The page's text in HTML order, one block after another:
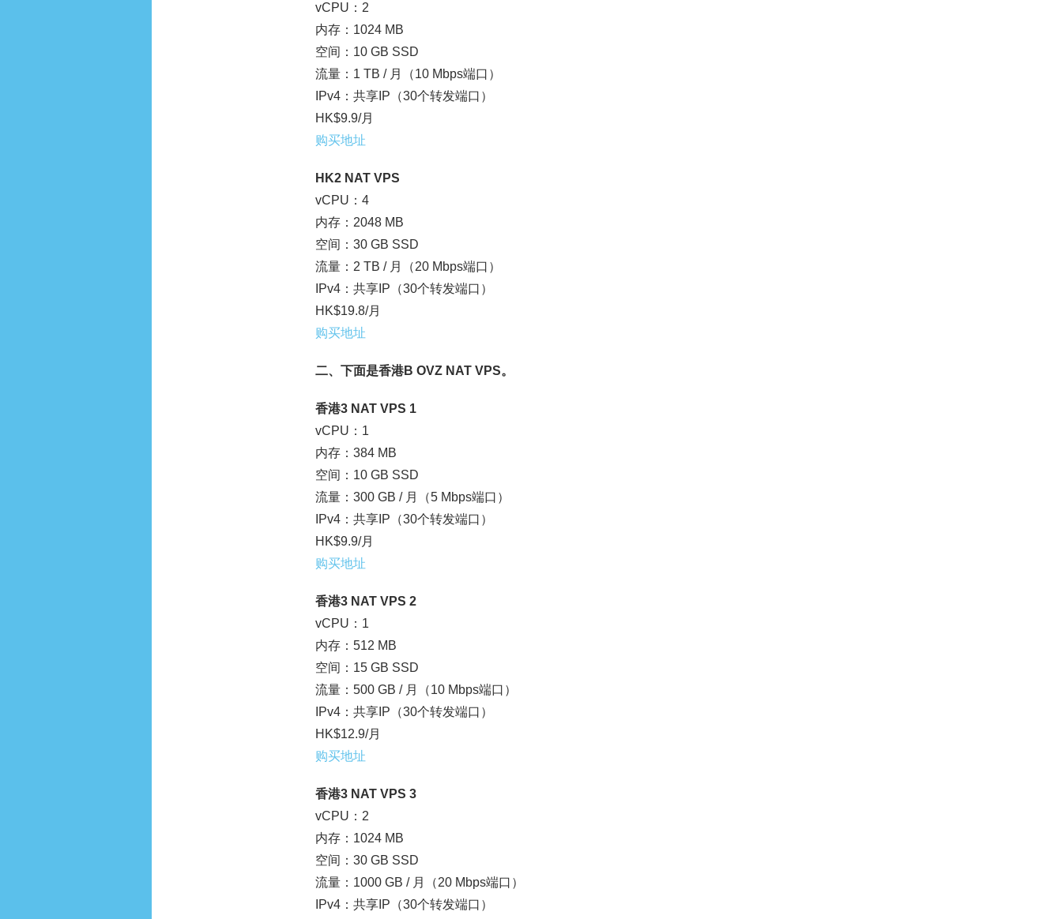
vCPU：2
内存：1024 MB
空间：10 GB SSD
流量：1 TB / 月（10 Mbps端口）
IPv4：共享IP（30个转发端口）
HK$9.9/月
购买地址
HK2 NAT VPS
vCPU：4
内存：2048 MB
空间：30 GB SSD
流量：2 TB / 月（20 Mbps端口）
IPv4：共享IP（30个转发端口）
HK$19.8/月
购买地址
二、下面是香港B OVZ NAT VPS。
香港3 NAT VPS 1
vCPU：1
内存：384 MB
空间：10 GB SSD
流量：300 GB / 月（5 Mbps端口）
IPv4：共享IP（30个转发端口）
HK$9.9/月
购买地址
香港3 NAT VPS 2
vCPU：1
内存：512 MB
空间：15 GB SSD
流量：500 GB / 月（10 Mbps端口）
IPv4：共享IP（30个转发端口）
HK$12.9/月
购买地址
香港3 NAT VPS 3
vCPU：2
内存：1024 MB
空间：30 GB SSD
流量：1000 GB / 月（20 Mbps端口）
IPv4：共享IP（30个转发端口）